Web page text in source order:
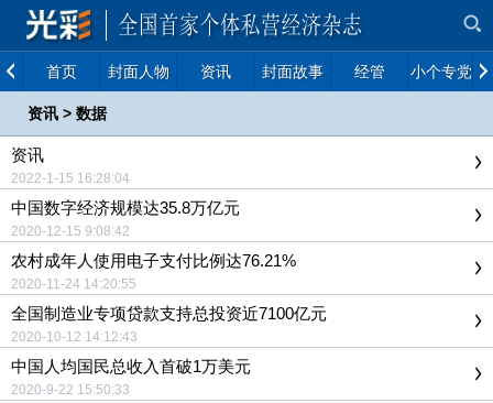
首页 封面人物 资讯 封面故事 经管 小个专党建
资讯 > 数据
资讯
2022-1-15 16:28:04
中国数字经济规模达35.8万亿元
2020-12-15 9:08:42
农村成年人使用电子支付比例达76.21%
2020-11-24 14:20:55
全国制造业专项贷款支持总投资近7100亿元
2020-10-12 14:12:43
中国人均国民总收入首破1万美元
2020-9-22 15:50:33